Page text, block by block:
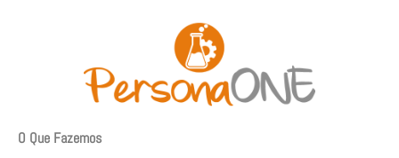
O Que Fazemos